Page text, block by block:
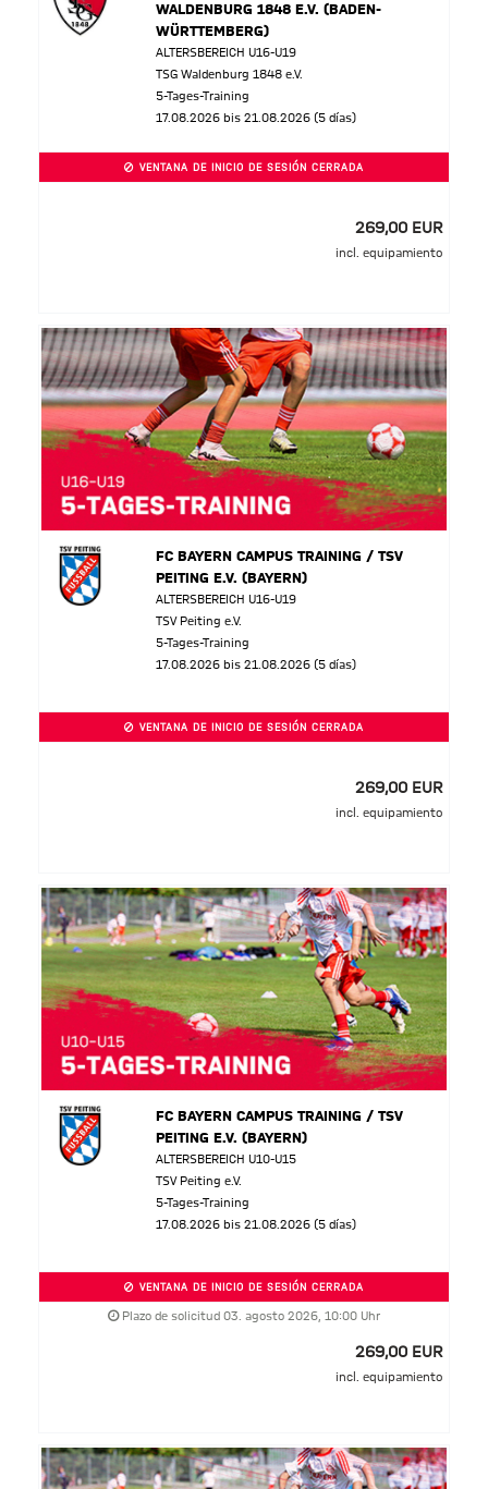
WALDENBURG 1848 E.V. (BADEN-
WÜRTTEMBERG)
ALTERSBEREICH U16-U19
TSG Waldenburg 1848 e.V.
5-Tages-Training
17.08.2026 bis 21.08.2026 (5 días)
VENTANA DE INICIO DE SESIÓN CERRADA
269,00 EUR
incl. equipamiento
FC BAYERN CAMPUS TRAINING / TSV
PEITING E.V. (BAYERN)
ALTERSBEREICH U16-U19
TSV Peiting e.V.
5-Tages-Training
17.08.2026 bis 21.08.2026 (5 días)
VENTANA DE INICIO DE SESIÓN CERRADA
269,00 EUR
incl. equipamiento
FC BAYERN CAMPUS TRAINING / TSV
PEITING E.V. (BAYERN)
ALTERSBEREICH U10-U15
TSV Peiting e.V.
5-Tages-Training
17.08.2026 bis 21.08.2026 (5 días)
VENTANA DE INICIO DE SESIÓN CERRADA
Plazo de solicitud 03. agosto 2026, 10:00 Uhr
269,00 EUR
incl. equipamiento